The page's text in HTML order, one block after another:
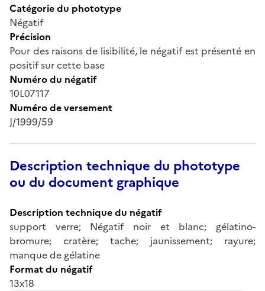
Catégorie du phototype
Négatif
Précision
Pour des raisons de lisibilité, le négatif est présenté en
positif sur cette base
Numéro du négatif
10L07117
Numéro de versement
J/1999/59
Description technique du phototype
ou du document graphique
Description technique du négatif
support verre; Négatif noir et blanc; gélatino-
bromure; cratère; tache; jaunissement; rayure;
manque de gélatine
Format du négatif
13x18